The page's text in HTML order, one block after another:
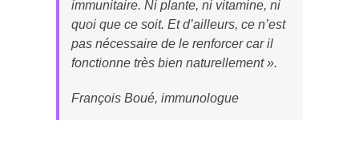
immunitaire. Ni plante, ni vitamine, ni
quoi que ce soit. Et d’ailleurs, ce n’est
pas nécessaire de le renforcer car il
fonctionne très bien naturellement ».
François Boué, immunologue